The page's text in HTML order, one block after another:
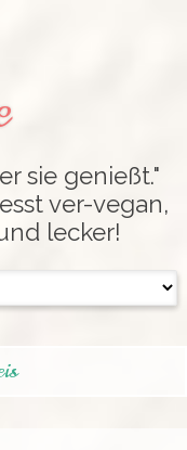
sie genießt."
ver-vegan,
lecker!